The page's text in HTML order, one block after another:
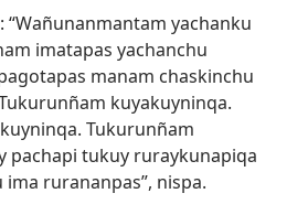
“Wañunanmantam yachanku
imatapas yachanchu
manam chaskinchu
kuyakuyninqa.
Tukurunñam
pachapi tukuy ruraykunapiqa
rurananpas”, nispa.